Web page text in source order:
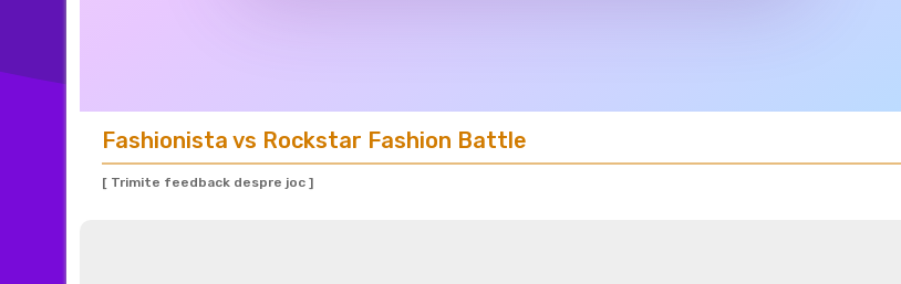
Fashionista vs Rockstar Fashion Battle
[ Trimite feedback despre joc ]